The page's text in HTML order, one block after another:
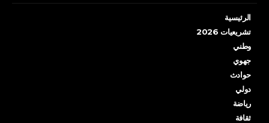
الرئيسية
تشريعيات 2026
وطني
جهوي
حوادث
دولي
رياضة
ثقافة